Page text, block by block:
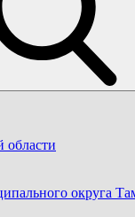
области
округа